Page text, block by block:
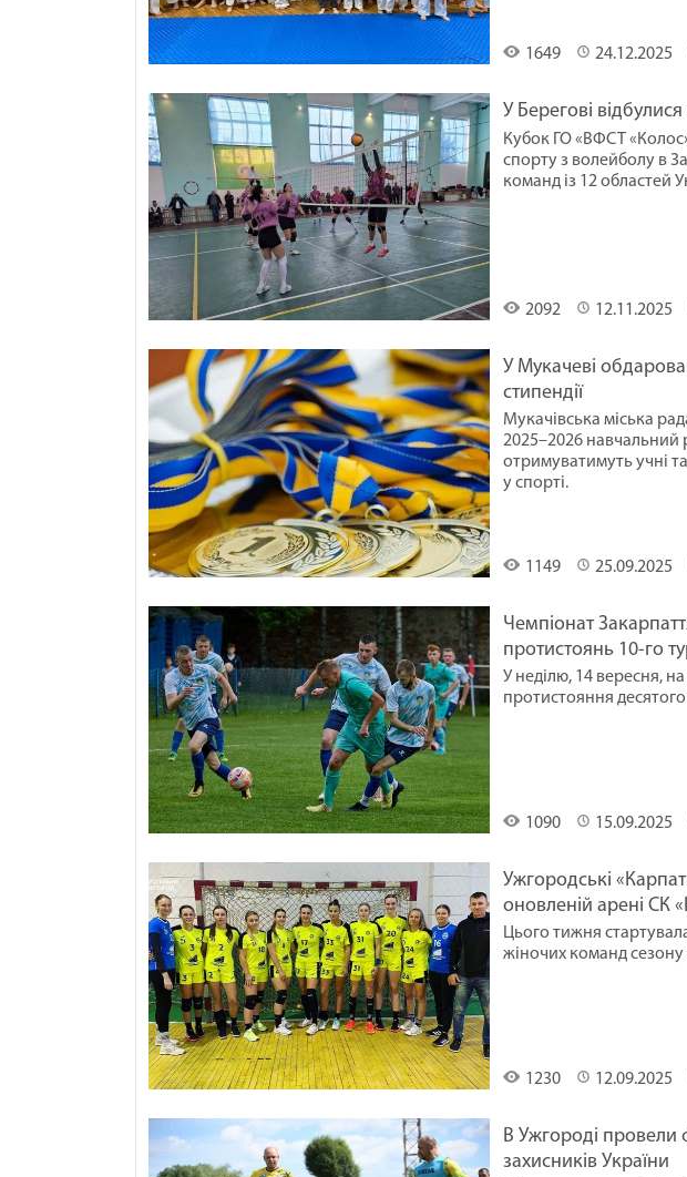
Спорт
1649 24.12.2025
Спорт
У Берегові
2092 12.11.2025
Кубок ГО «ВФСТ
спорту з волейболу в
команд із 12 областей
Спорт
У Мукачеві
стипендії
1149 25.09.2025
Мукачівська міська
2025–2026 навчальний
отримуватимуть учні
у спорті.
Спорт
Чемпіонат
протистоянь 10-го
1090 15.09.2025
У неділю, 14 вересня,
протистояння десятого
Спорт
Ужгородські
оновленій арені СК
1230 12.09.2025
Цього тижня
жіночих команд сезону
В Ужгороді провели
захисників України